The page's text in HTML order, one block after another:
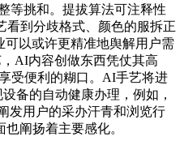
等挑和。提拔算法可注释性
到分歧格式、颜色的服拆正
以或许更精准地舆解用户需
AI内容创做东西凭仗其高
受便利的糊口。AI手艺将进
备的自动健康办理，例如，
发用户的采办汗青和浏览行
阐扬着主要感化。